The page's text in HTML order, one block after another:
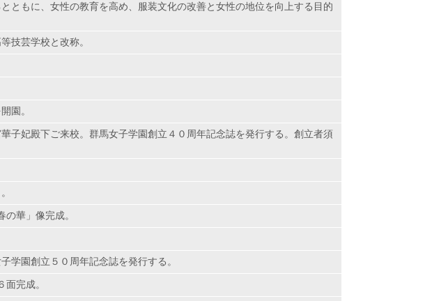
ともに、女性の教育を高め、服装文化の改善と女性の地位を向上する目的
技芸学校と改称。
園。
子妃殿下ご来校。群馬女子学園創立４０周年記念誌を発行する。創立者須
華」像完成。
学園創立５０周年記念誌を発行する。
完成。